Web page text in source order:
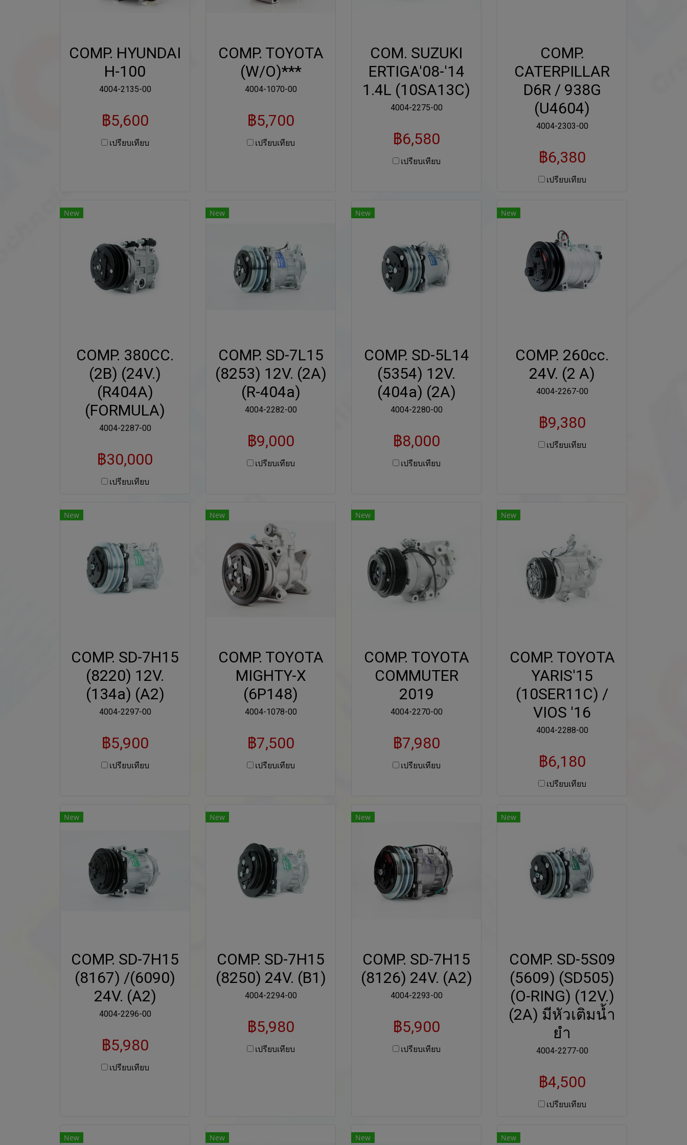
COMP. HYUNDAI
H-100
4004-2135-00
฿5,600
เปรียบเทียบ
COMP. TOYOTA
(W/O)***
4004-1070-00
฿5,700
เปรียบเทียบ
COM. SUZUKI
ERTIGA'08-'14
1.4L (10SA13C)
4004-2275-00
฿6,580
เปรียบเทียบ
COMP.
CATERPILLAR
D6R / 938G
(U4604)
4004-2303-00
฿6,380
เปรียบเทียบ
New
COMP. 380CC.
(2B) (24V.)
(R404A)
(FORMULA)
4004-2287-00
฿30,000
เปรียบเทียบ
New
COMP. SD-7L15
(8253) 12V. (2A)
(R-404a)
4004-2282-00
฿9,000
เปรียบเทียบ
New
COMP. SD-5L14
(5354) 12V.
(404a) (2A)
4004-2280-00
฿8,000
เปรียบเทียบ
New
COMP. 260cc.
24V. (2 A)
4004-2267-00
฿9,380
เปรียบเทียบ
New
COMP. SD-7H15
(8220) 12V.
(134a) (A2)
4004-2297-00
฿5,900
เปรียบเทียบ
New
COMP. TOYOTA
MIGHTY-X
(6P148)
4004-1078-00
฿7,500
เปรียบเทียบ
New
COMP. TOYOTA
COMMUTER
2019
4004-2270-00
฿7,980
เปรียบเทียบ
New
COMP. TOYOTA
YARIS'15
(10SER11C) /
VIOS '16
4004-2288-00
฿6,180
เปรียบเทียบ
New
COMP. SD-7H15
(8167) /(6090)
24V. (A2)
4004-2296-00
฿5,980
เปรียบเทียบ
New
COMP. SD-7H15
(8250) 24V. (B1)
4004-2294-00
฿5,980
เปรียบเทียบ
New
COMP. SD-7H15
(8126) 24V. (A2)
4004-2293-00
฿5,900
เปรียบเทียบ
New
COMP. SD-5S09
(5609) (SD505)
(O-RING) (12V.)
(2A) มีหัวเติมน้ำ
ยำ
4004-2277-00
฿4,500
เปรียบเทียบ
New New New New